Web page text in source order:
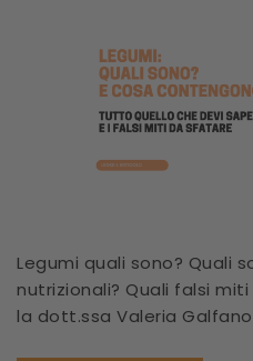
Legumi quali sono? Quali
nutrizionali? Quali falsi
la dott.ssa Valeria